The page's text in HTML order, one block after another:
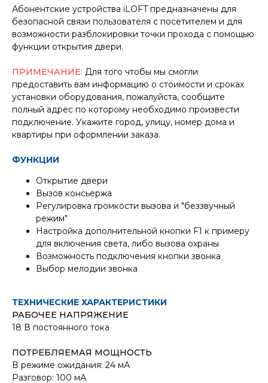
Абонентские устройства iLOFT предназначены для
безопасной связи пользователя с посетителем и для
возможности разблокировки точки прохода с помощью
функции открытия двери.
ПРИМЕЧАНИЕ: Для того чтобы мы смогли
предоставить вам информацию о стоимости и сроках
установки оборудования, пожалуйста, сообщите
полный адрес по которому необходимо произвести
подключение. Укажите город, улицу, номер дома и
квартиры при оформлении заказа.
ФУНКЦИИ
Открытие двери
Вызов консьержа
Регулировка громкости вызова и "беззвучный
режим"
Настройка дополнительной кнопки F1 к примеру
для включения света, либо вызова охраны
Возможность подключения кнопки звонка
Выбор мелодии звонка
ТЕХНИЧЕСКИЕ ХАРАКТЕРИСТИКИ
РАБОЧЕЕ НАПРЯЖЕНИЕ
18 В постоянного тока
ПОТРЕБЛЯЕМАЯ МОЩНОСТЬ
В режиме ожидания: 24 мА
Разговор: 100 мА